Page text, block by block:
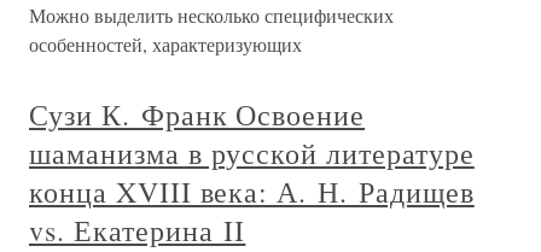
Можно выделить несколько специфических
особенностей, характеризующих
Сузи К. Франк Освоение
шаманизма в русской литературе
конца XVIII века: А. Н. Радищев
vs. Екатерина II